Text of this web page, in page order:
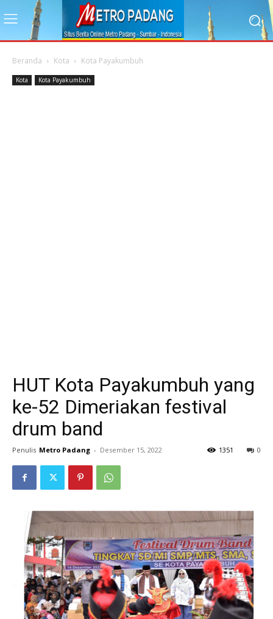
Beranda Kota Kota Payakumbuh
Kota Kota Payakumbuh
HUT Kota Payakumbuh yang
ke-52 Dimeriakan festival
drum band
Penulis Metro Padang - Desember 15, 2022 0
1351